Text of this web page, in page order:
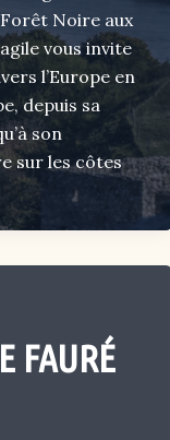
Noire aux
vous invite
l’Europe en
depuis sa
son
sur les côtes
FAURÉ